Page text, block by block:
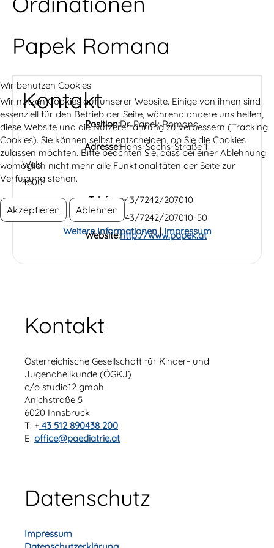
Papek Romana
Kontakt
Position:Dr. Papek Romana
Adresse:Hans-Sachs-Straße 1
Wels
4600
Telefon:+43/7242/207010
Fax:
+43/7242/207010-50
Website:http://www.papek.at
Kontakt
Österreichische Gesellschaft für Kinder- und
Jugendheilkunde (ÖGKJ)
c/o studio12 gmbh
Anichstraße 5
6020 Innsbruck
T: + 43 512 890438 200
E: office@paediatrie.at
Datenschutz
Impressum
Wir benutzen Cookies
Wir nutzen Cookies auf unserer Website. Einige von ihnen sind
essenziell für den Betrieb der Seite, während andere uns helfen,
diese Website und die Nutzererfahrung zu verbessern (Tracking
Cookies). Sie können selbst entscheiden, ob Sie die Cookies
zulassen möchten. Bitte beachten Sie, dass bei einer Ablehnung
womöglich nicht mehr alle Funktionalitäten der Seite zur
Verfügung stehen.
Akzeptieren Ablehnen
Weitere Informationen|Impressum